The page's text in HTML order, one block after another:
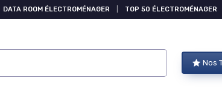
DATA ROOM ÉLECTROMÉNAGER TOP 50 ÉLECTROMÉNAGER
Nos